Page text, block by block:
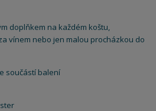
doplňkem na každém koštu,
vínem nebo jen malou procházkou do
součástí balení